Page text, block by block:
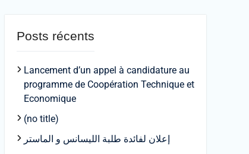
Posts récents
Lancement d’un appel à candidature au
programme de Coopération Technique et
Economique
(no title)
إعلان لفائدة طلبة الليسانس و الماستر